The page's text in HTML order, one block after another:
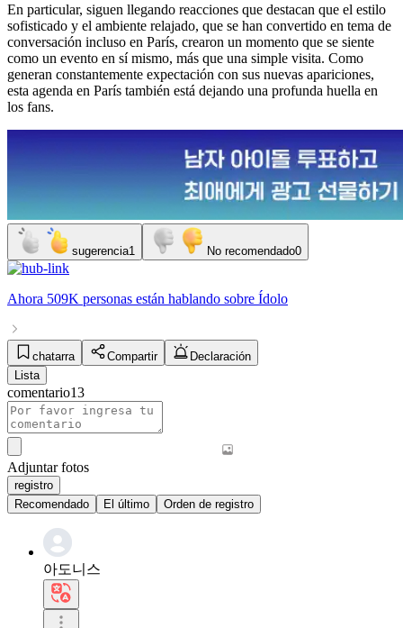
En particular, siguen llegando reacciones que destacan que el estilo
sofisticado y el ambiente relajado, que se han convertido en tema de
conversación incluso en París, crearon un momento que se siente
como un evento en sí mismo, más que una simple visita. Como
generan constantemente expectación con sus nuevas apariciones,
esta agenda en París también está dejando una profunda huella en
los fans.
sugerencia1 No recomendado0
Ahora 509K personas están hablando sobre Ídolo
chatarra Compartir
Declaración
Lista
comentario13
Adjuntar fotos
registro
Recomendado
El último Orden de registro
아도니스